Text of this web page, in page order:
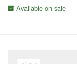
Available on sale